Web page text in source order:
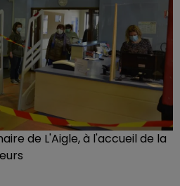
de L'Aigle, à l'accueil de la